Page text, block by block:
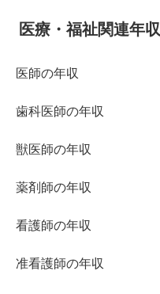
医療・福祉関連年収
医師の年収
歯科医師の年収
獣医師の年収
薬剤師の年収
看護師の年収
准看護師の年収